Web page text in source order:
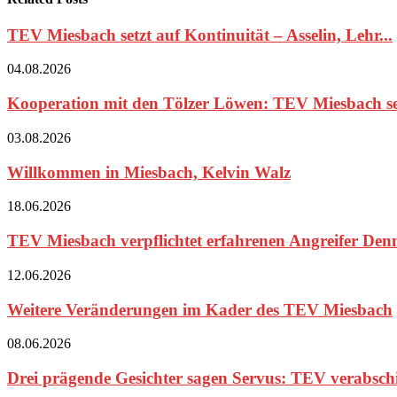
TEV Miesbach setzt auf Kontinuität – Asselin, Lehr...
04.08.2026
Kooperation mit den Tölzer Löwen: TEV Miesbach
03.08.2026
Willkommen in Miesbach, Kelvin Walz
18.06.2026
TEV Miesbach verpflichtet erfahrenen Angreifer
12.06.2026
Weitere Veränderungen im Kader des TEV Miesbach
08.06.2026
Drei prägende Gesichter sagen Servus: TEV